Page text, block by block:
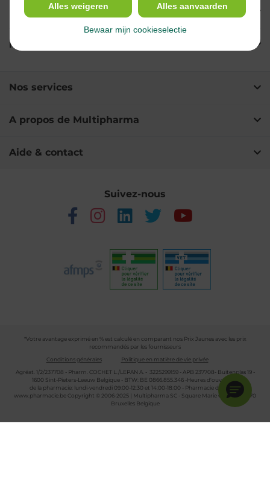
Usage
Ingrédients
Nos services
A propos de Multipharma
Aide & contact
Suivez-nous
*Votre avantage exprimé en % est calculé en comparant nos Prix Jaunes avec les prix
recommandés par les fournisseurs
Conditions générales
Politique en matière de vie privée
Agréat. 1/2/237708 - Pharm. COCHET L./LEPAN A. - 3225299159 - APB 237708- Buitenplas 19 -
1600 Sint-Pieters-Leeuw Belgique - BTW: BE 0866.855.346 -Heures d'ouverture
de la pharmacie: lundi-vendredi 09:00-12:30 et 14:00-18:00 - Pharmacie de garde :
www.pharmacie.beCopyright © 2006-2025 | Multipharma SC - Square Marie Curie 30 - 1070
Bruxelles Belgique
Alles weigeren Alles aanvaarden
Bewaar mijn cookieselectie